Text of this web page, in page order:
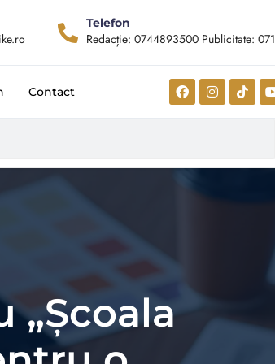
Telefon
Redacție: 0744893500 Publicitate:
Contact